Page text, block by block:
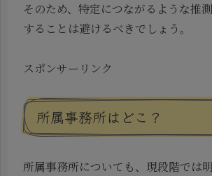
そのため、特定につながるような推
することは避けるべきでしょう。
スポンサーリンク
所属事務所はどこ？
所属事務所についても、現段階では